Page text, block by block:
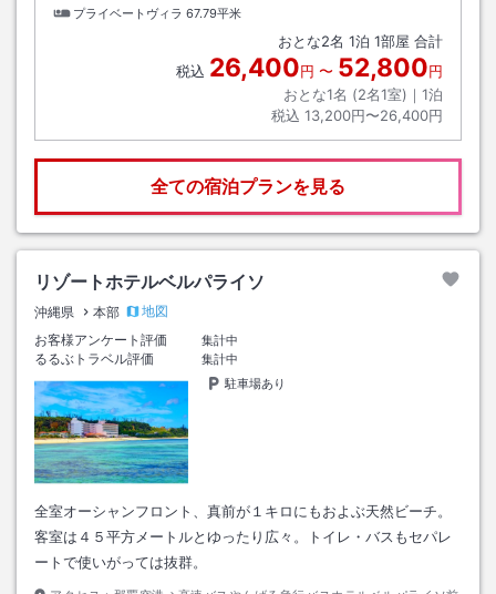
プライベートヴィラ 67.79平米
おとな2名 1泊 1部屋 合計
税込 26,400円 〜 52,800円
おとな1名 (2名1室)｜ 1泊
税込 13,200円〜26,400円
全ての宿泊プランを見る
リゾートホテルベルパライソ
沖縄県 本部
地図
お客様アンケート評価
集計中
るるぶトラベル評価
集計中
駐車場あり
全室オーシャンフロント、真前が１キロにもおよぶ天然ビーチ。
客室は４５平方メートルとゆったり広々。トイレ・バスもセパレ
ートで使いがっては抜群。